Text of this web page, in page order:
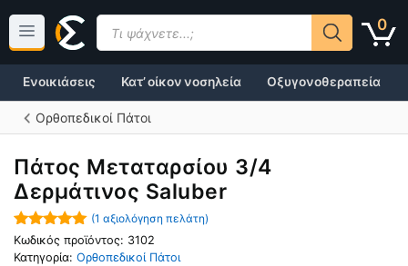
περιεχόμενο
0
Products
search
Κατ’ οίκον νοσηλεία Οξυγονοθεραπεία
Ενοικιάσεις
Ορθοπεδικοί Πάτοι
Πάτος Μεταταρσίου 3/4
Δερμάτινος Saluber
5.00out of
5
(1 αξιολόγηση πελάτη)
Κωδικός προϊόντος: 3102
Κατηγορία: Ορθοπεδικοί Πάτοι